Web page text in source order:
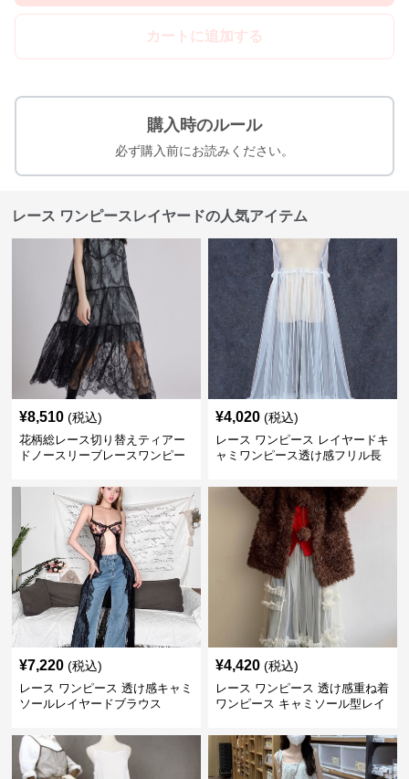
カートに追加する
購入時のルール
必ず購入前にお読みください。
レース ワンピースレイヤードの人気アイテム
¥8,510 (税込)
花柄総レース切り替えティアー
ドノースリーブレースワンピー
¥4,020 (税込)
レース ワンピース レイヤードキ
ャミワンピース透け感フリル長
¥7,220 (税込)
レース ワンピース 透け感キャミ
ソールレイヤードブラウス
¥4,420 (税込)
レース ワンピース 透け感重ね着
ワンピース キャミソール型レイ